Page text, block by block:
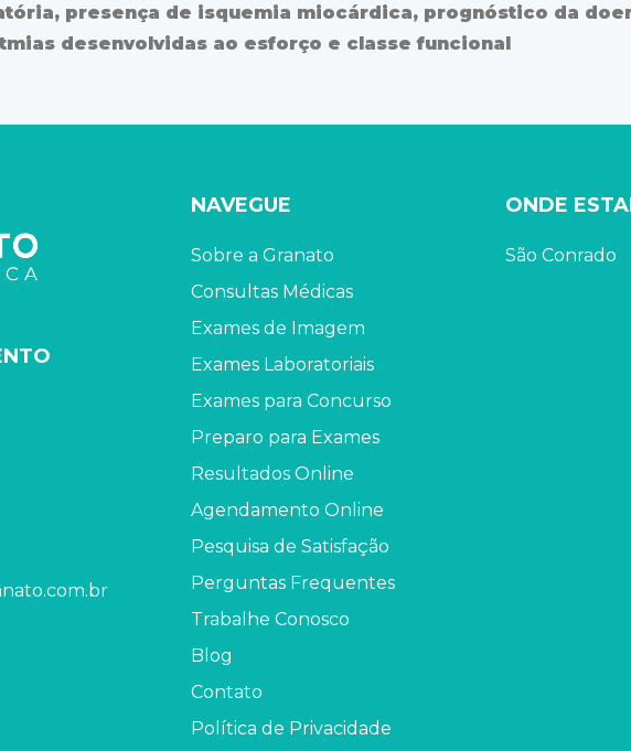
presença de isquemia miocárdica, prognóstico da
desenvolvidas ao esforço e classe funcional
NAVEGUE
Sobre a Granato
Consultas Médicas
Exames de Imagem
Exames Laboratoriais
Exames para Concurso
Preparo para Exames
Resultados Online
Agendamento Online
Pesquisa de Satisfação
Perguntas Frequentes
Trabalhe Conosco
Blog
Contato
Política de Privacidade
ONDE
São Conrado